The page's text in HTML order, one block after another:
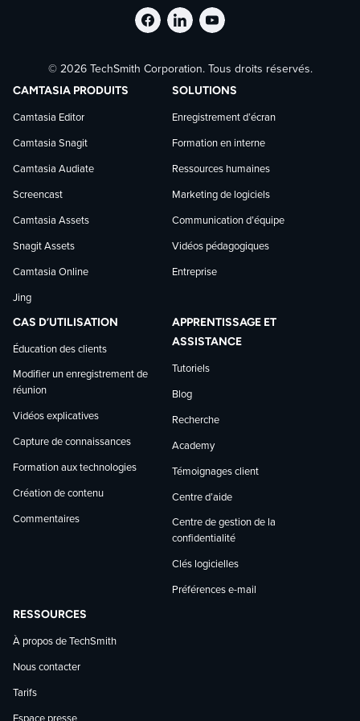
curseur, Modification de la trajectoire et
remplacement du curseur, Capture avec
simplifié.
Suivre
TechSmith
sur
Facebook
Suivre
TechSmith
sur
LinkedIn
Suivre
TechSmith
sur
YouTube
© 2026 TechSmith Corporation. Tous droits réservés.
CAMTASIA PRODUITS
Camtasia Editor
Camtasia Snagit
Camtasia Audiate
Screencast
Camtasia Assets
Snagit Assets
Camtasia Online
Jing
SOLUTIONS
Enregistrement d’écran
Formation en interne
Ressources humaines
Marketing de logiciels
Communication d’équipe
Vidéos pédagogiques
Entreprise
CAS D’UTILISATION
Éducation des clients
Modifier un enregistrement de
réunion
Vidéos explicatives
Capture de connaissances
Formation aux technologies
Création de contenu
Commentaires
APPRENTISSAGE ET
ASSISTANCE
Tutoriels
Blog
Recherche
Academy
Témoignages client
Centre d’aide
Centre de gestion de la
confidentialité
Clés logicielles
Préférences e-mail
RESSOURCES
À propos de TechSmith
Nous contacter
Tarifs